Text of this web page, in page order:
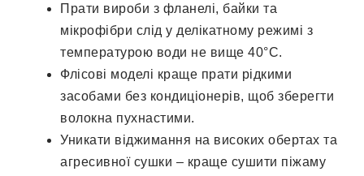
Прати вироби з фланелі, байки та
мікрофібри слід у делікатному режимі з
температурою води не вище 40°C.
Флісові моделі краще прати рідкими
засобами без кондиціонерів, щоб зберегти
волокна пухнастими.
Уникати віджимання на високих обертах та
агресивної сушки – краще сушити піжаму